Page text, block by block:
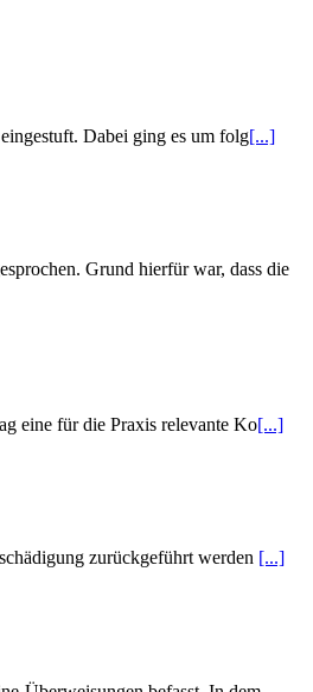
Dabei ging es um folg[...]
Grund hierfür war, dass die
eine für die Praxis relevante Ko[...]
zurückgeführt werden [...]